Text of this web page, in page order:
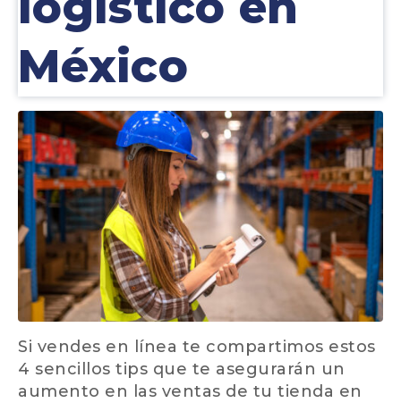
México
Si vendes en línea te compartimos estos
4 sencillos tips que te asegurarán un
aumento en las ventas de tu tienda en